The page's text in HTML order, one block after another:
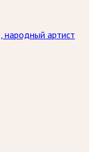
народный артист